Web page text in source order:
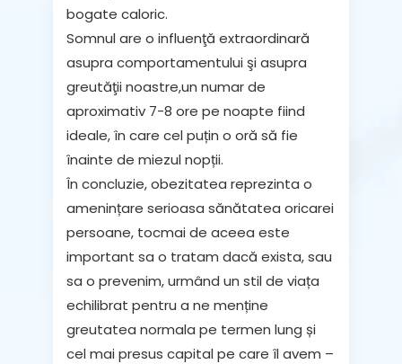
bogate caloric.
Somnul are o influenţă extraordinară
asupra comportamentului şi asupra
greutăţii noastre,un numar de
aproximativ 7-8 ore pe noapte fiind
ideale, în care cel puțin o oră să fie
înainte de miezul nopții.
În concluzie, obezitatea reprezinta o
amenințare serioasa sănătatea oricarei
persoane, tocmai de aceea este
important sa o tratam dacă exista, sau
sa o prevenim, urmând un stil de viața
echilibrat pentru a ne menține
greutatea normala pe termen lung și
cel mai presus capital pe care îl avem –